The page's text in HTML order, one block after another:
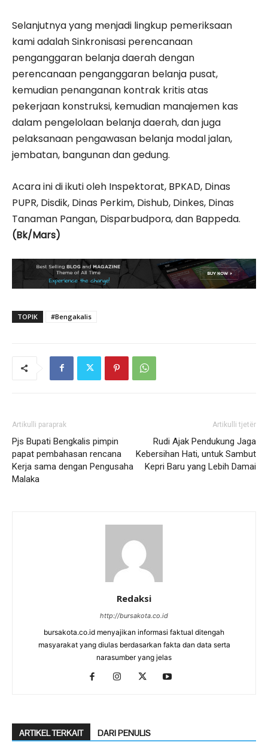
Selanjutnya yang menjadi lingkup pemeriksaan
kami adalah Sinkronisasi perencanaan
penganggaran belanja daerah dengan
perencanaan penganggaran belanja pusat,
kemudian penanganan kontrak kritis atas
pekerjaan konstruksi, kemudian manajemen kas
dalam pengelolaan belanja daerah, dan juga
pelaksanaan pengawasan belanja modal jalan,
jembatan, bangunan dan gedung.
Acara ini di ikuti oleh Inspektorat, BPKAD, Dinas
PUPR, Disdik, Dinas Perkim, Dishub, Dinkes, Dinas
Tanaman Pangan, Disparbudpora, dan Bappeda.
(Bk/Mars)
TOPIK #Bengakalis
Artikulli paraprak
Pjs Bupati Bengkalis pimpin
papat pembahasan rencana
Kerja sama dengan Pengusaha
Malaka
Artikulli tjetër
Rudi Ajak Pendukung Jaga
Kebersihan Hati, untuk Sambut
Kepri Baru yang Lebih Damai
Redaksi
http://bursakota.co.id
bursakota.co.id menyajikan informasi faktual ditengah
masyarakat yang diulas berdasarkan fakta dan data serta
narasumber yang jelas
ARTIKEL TERKAIT DARI PENULIS